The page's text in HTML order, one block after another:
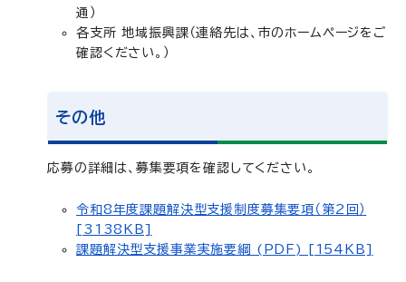
通）
各支所 地域振興課（連絡先は、市のホームページをご
確認ください。）
その他
応募の詳細は、募集要項を確認してください。
令和8年度課題解決型支援制度募集要項（第2回）
[3138KB]
課題解決型支援事業実施要綱 (PDF) [154KB]